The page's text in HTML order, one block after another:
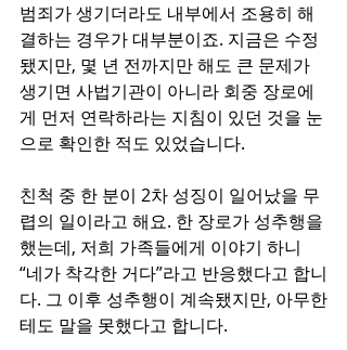
범죄가 생기더라도 내부에서 조용히 해
결하는 경우가 대부분이죠. 지금은 수정
됐지만, 몇 년 전까지만 해도 큰 문제가
생기면 사법기관이 아니라 회중 장로에
게 먼저 연락하라는 지침이 있던 것을 눈
으로 확인한 적도 있었습니다.
친척 중 한 분이 2차 성징이 일어났을 무
렵의 일이라고 해요. 한 장로가 성추행을
했는데, 저희 가족들에게 이야기 하니
“네가 착각한 거다”라고 반응했다고 합니
다. 그 이후 성추행이 계속됐지만, 아무한
테도 말을 못했다고 합니다.